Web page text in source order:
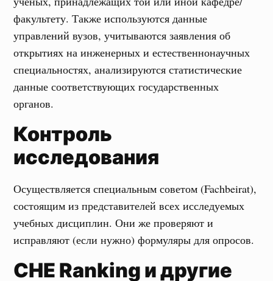
факультету. Также используются данные
управлений вузов, учитываются заявления об
открытиях на инженерных и естественнонаучных
специальностях, анализируются статистические
данные соответствующих государственных
органов.
Контроль
исследования
Осуществляется специальным советом (Fachbeirat),
состоящим из представителей всех исследуемых
учебных дисциплин. Они же проверяют и
исправляют (если нужно) формуляры для опросов.
CHE Ranking и другие